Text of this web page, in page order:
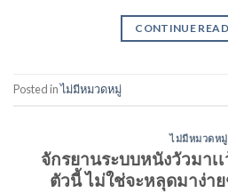
CONTINUE
Posted inไม่มีหมวดหมู่
ไม่มีหมวดหมู่
จักรยานระบบหนังวัวมาเ
ตัวนี้ ไม่ใช่จะหลุดมาง่า